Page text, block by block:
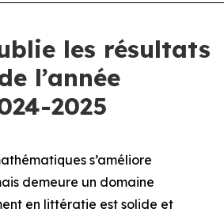
les résultats
l’année
2025
s’améliore
demeure un domaine
en littératie est solide et